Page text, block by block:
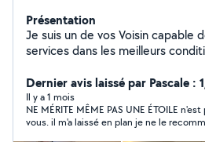
Présentation
Je suis un de vos Voisin capable
Dernier avis laissé par Pascale :
Il y a 1 mois
NE MÉRITE MÊME PAS UNE ÉTOILE n'est pas venu au rendez
vous. il m'a laissé en plan je ne le recommande surtout pas.